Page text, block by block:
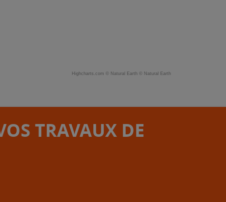
Highcharts.com © Natural Earth © Natural Earth
TRAVAUX DE